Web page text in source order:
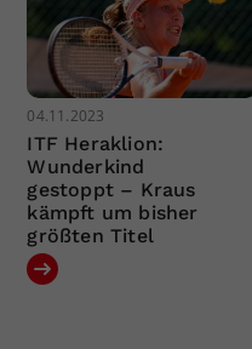
04.11.2023
ITF Heraklion:
Wunderkind
gestoppt – Kraus
kämpft um bisher
größten Titel